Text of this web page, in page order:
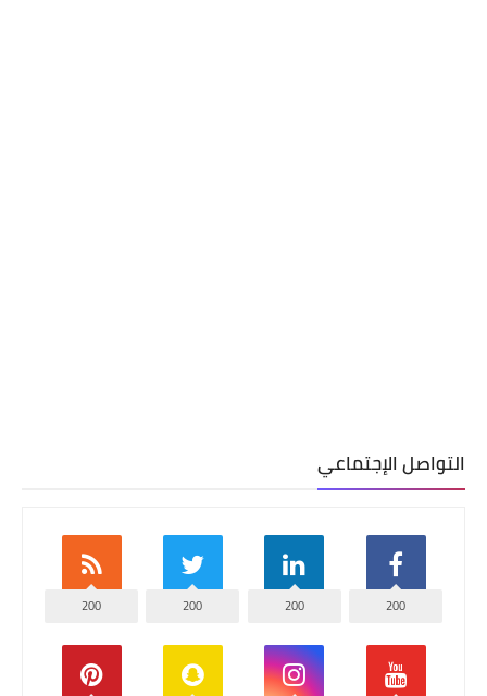
التواصل الإجتماعي
200
200
200
200